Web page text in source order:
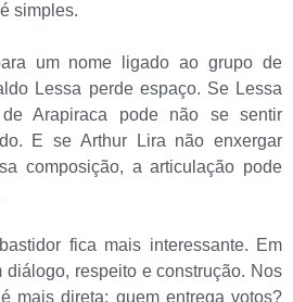
simples.
um nome ligado ao grupo de
Lessa perde espaço. Se Lessa
Arapiraca pode não se sentir
E se Arthur Lira não enxergar
composição, a articulação pode
fica mais interessante. Em
diálogo, respeito e construção. Nos
mais direta: quem entrega votos?